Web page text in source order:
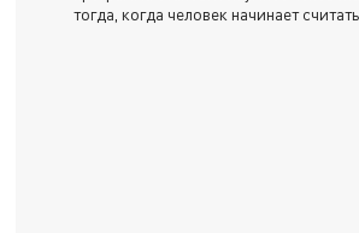
тогда, когда человек начинает